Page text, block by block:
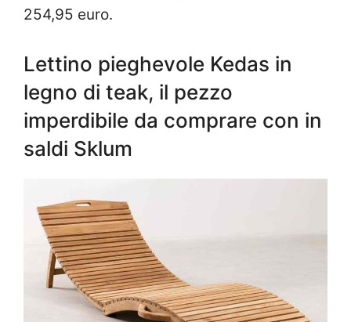
254,95 euro.
Lettino pieghevole Kedas in
legno di teak, il pezzo
imperdibile da comprare con in
saldi Sklum